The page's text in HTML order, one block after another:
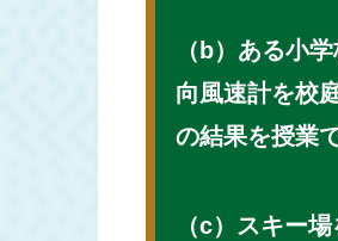
（b）ある小
向風速計を校
の結果を授業
（c）スキー